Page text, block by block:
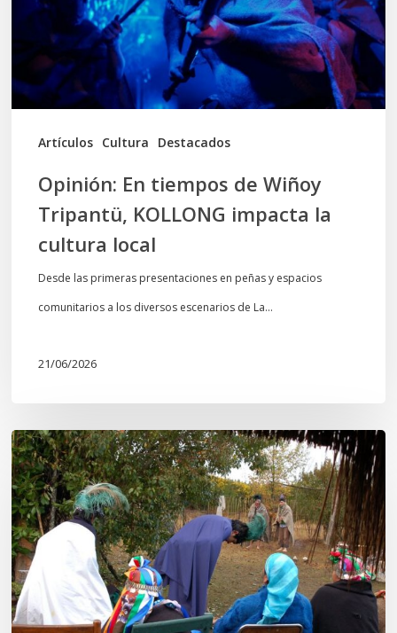
Artículos Cultura Destacados
Tripantü,
KOLLONG
impacta
la
cultura
Opinión: En tiempos de Wiñoy
Tripantü, KOLLONG impacta la
cultura local
Desde las primeras presentaciones en peñas y espacios
comunitarios a los diversos escenarios de La…
21/06/2026
Conmemoración
del
Wiñoy
Tripantü
y
la
Sociedad